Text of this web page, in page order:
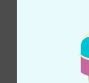
Gefällt
Teilen